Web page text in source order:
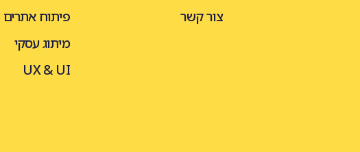
צור קשר
פיתוח אתרים
מיתוג עסקי
UX & UI